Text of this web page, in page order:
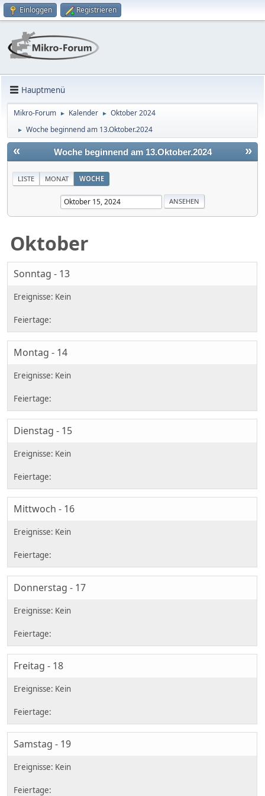
Einloggen Registrieren
Hauptmenü
Mikro-Forum ► Kalender ► Oktober 2024
► Woche beginnend am 13.Oktober.2024
« »
Woche beginnend am 13.Oktober.2024
LISTE MONAT WOCHE
Oktober
Sonntag - 13
Montag - 14
Dienstag - 15
Mittwoch - 16
Donnerstag - 17
Freitag - 18
Samstag - 19